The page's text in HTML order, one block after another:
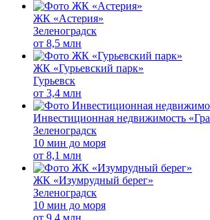
ЖК «Астерия»
Зеленоградск
от 8,5 млн
ЖК «Гурьевский парк»
Гурьевск
от 3,4 млн
Инвестиционная недвижимость
Зеленоградск
10 мин до моря
от 8,1 млн
ЖК «Изумрудный берег»
Зеленоградск
10 мин до моря
от 9,4 млн